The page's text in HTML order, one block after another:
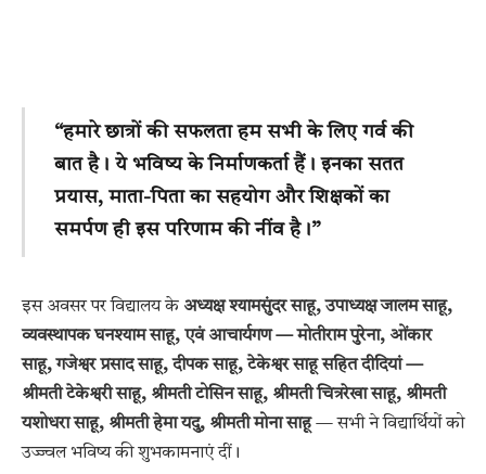
“हमारे छात्रों की सफलता हम सभी के लिए गर्व की
बात है। ये भविष्य के निर्माणकर्ता हैं। इनका सतत
प्रयास, माता-पिता का सहयोग और शिक्षकों का
समर्पण ही इस परिणाम की नींव है।”
इस अवसर पर विद्यालय के अध्यक्ष श्यामसुंदर साहू, उपाध्यक्ष जालम साहू,
व्यवस्थापक घनश्याम साहू, एवं आचार्यगण — मोतीराम पुरेना, ओंकार
साहू, गजेश्वर प्रसाद साहू, दीपक साहू, टेकेश्वर साहू सहित दीदियां —
श्रीमती टेकेश्वरी साहू, श्रीमती टोसिन साहू, श्रीमती चित्ररेखा साहू, श्रीमती
यशोधरा साहू, श्रीमती हेमा यदु, श्रीमती मोना साहू— सभी ने विद्यार्थियों को
उज्ज्वल भविष्य की शुभकामनाएं दीं।